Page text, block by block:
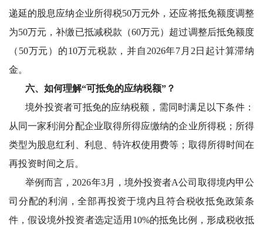
递延的股息应纳企业所得税50万元外，还应将抵免额度调整
为50万元，补缴已抵减税款（60万元）超过调整后抵免额度
（50万元）的10万元税款，并自2026年7月2日起计算滞纳
金。
六、如何理解“可抵免的应纳税额”？
境外投资者可抵免的应纳税额，需同时满足以下条件：
从同一家利润分配企业取得所得应缴纳的企业所得税；所得
类型为股息红利、利息、特许权使用费等；取得所得时间在
再投资时间之后。
举例而言， 2026年3月，境外投资者A公司取得境内甲公
司分配的利润，全部再投资于境内且符合税收抵免政策条
件，假设境外投资者选定适用10%的抵免比例，形成税收抵